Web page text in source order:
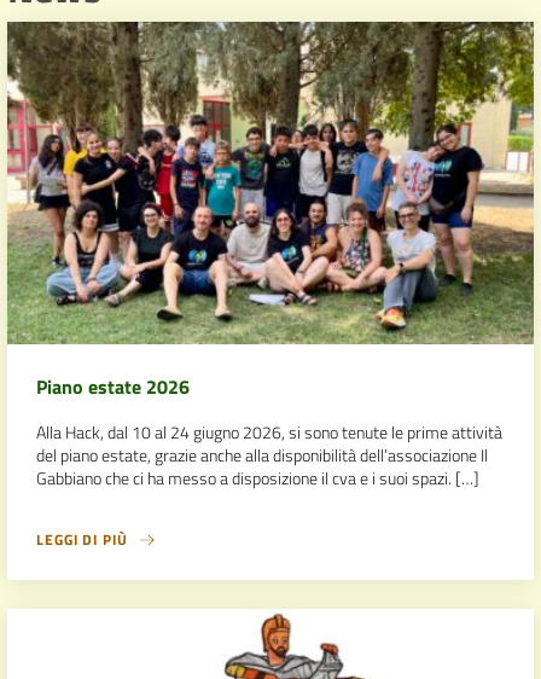
Piano estate 2026
Alla Hack, dal 10 al 24 giugno 2026, si sono tenute le prime attività
del piano estate, grazie anche alla disponibilità dell’associazione Il
Gabbiano che ci ha messo a disposizione il cva e i suoi spazi. […]
LEGGI DI PIÙ